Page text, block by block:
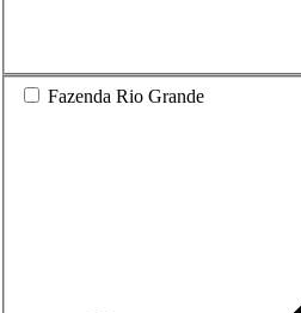
Fazenda Rio Grande